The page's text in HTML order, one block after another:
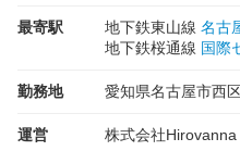
最寄駅 地下鉄東山線 名古
地下鉄桜通線 国際
勤務地 愛知県名古屋市西
運営 株式会社Hirovanna